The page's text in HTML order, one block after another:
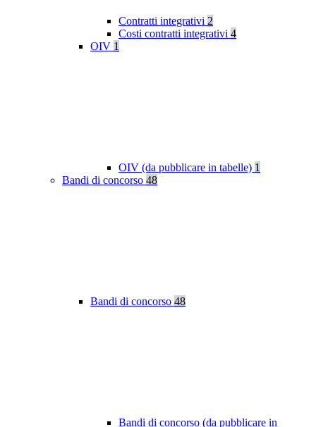
Contratti integrativi 2
Costi contratti integrativi 4
OIV 1
OIV (da pubblicare in tabelle) 1
Bandi di concorso 48
Bandi di concorso 48
Bandi di concorso (da pubblicare in